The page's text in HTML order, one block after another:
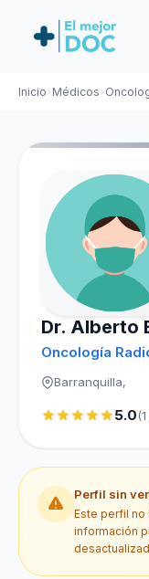
Inicio Médicos
Dr. Alberto
Oncología
Barranquilla,
5.0
Perfil sin
Este perfil no
información